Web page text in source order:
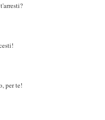
per te!